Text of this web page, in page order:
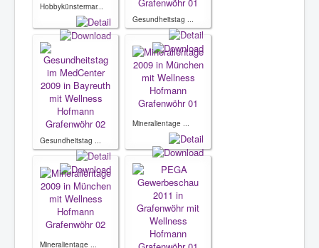
Hobbykünstermar...
Gesundheitstag ...
Gesundheitstag ...
Mineralientage ...
Mineralientage ...